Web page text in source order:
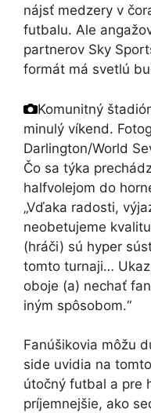
nájsť medzery v
futbalu. Ale
partnerov Sky
formát má svetlú
Komunitný
minulý víkend.
Darlington/World
Čo sa týka
halfvolejom do
„Vďaka radosti,
neobetujeme
(hráči) sú hyper
tomto turnaji…
oboje (a) nechať
iným spôsobom.“
Fanúšikovia môžu
side uvidia na
útočný futbal a pre
príjemnejšie, ako